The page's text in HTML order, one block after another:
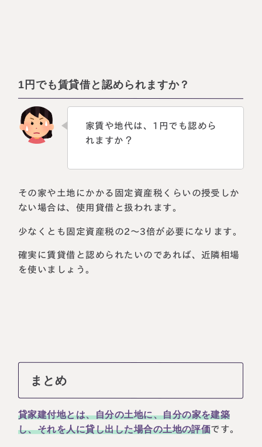
1円でも賃貸借と認められますか？
家賃や地代は、1円でも認めら
れますか？
その家や土地にかかる固定資産税くらいの授受しか
ない場合は、使用貸借と扱われます。
少なくとも固定資産税の2～3倍が必要になります。
確実に賃貸借と認められたいのであれば、近隣相場
を使いましょう。
まとめ
貸家建付地とは、自分の土地に、自分の家を建築
し、それを人に貸し出した場合の土地の評価です。